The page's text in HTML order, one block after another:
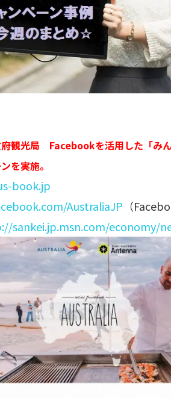
観光局 Facebookを活用した「み
を実施。
book.jp
AustraliaJP （
sankei.jp.msn.com/economy/